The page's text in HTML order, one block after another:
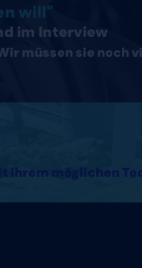
will"
im Interview
müssen sie noch
ihrem möglichen